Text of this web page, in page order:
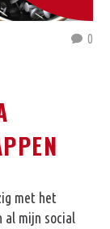
0
met het
al mijn social